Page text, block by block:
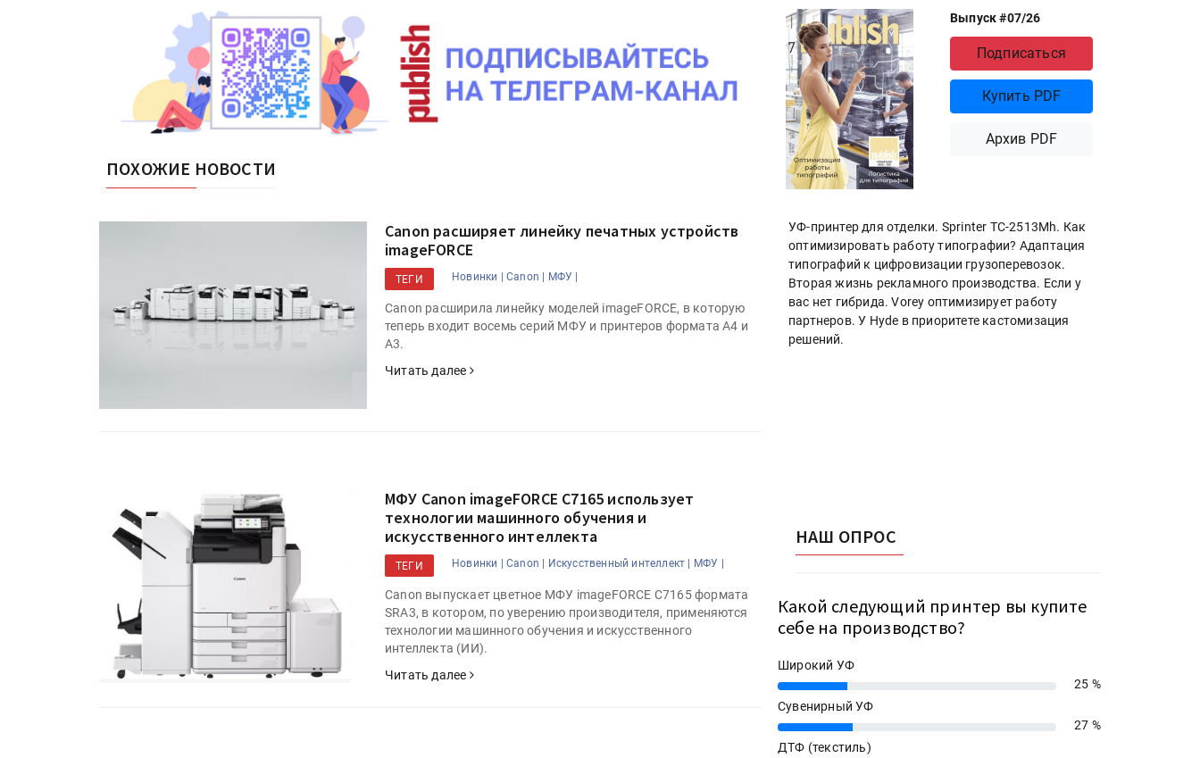
ПОХОЖИЕ НОВОСТИ
Canon расширяет линейку печатных устройств
imageFORCE
ТЕГИ Новинки | Canon | МФУ |
Canon расширила линейку моделей imageFORCE, в которую
теперь входит восемь серий МФУ и принтеров формата А4 и
А3.
Читать далее
МФУ Canon imageFORCE C7165 использует
технологии машинного обучения и
искусственного интеллекта
ТЕГИ Новинки | Canon | Искусственный интеллект | МФУ |
Canon выпускает цветное МФУ imageFORCE C7165 формата
SRА3, в котором, по уверению производителя, применяются
технологии машинного обучения и искусственного
интеллекта (ИИ).
Читать далее
Выпуск #07/26
Подписаться
Купить PDF
Архив PDF
УФ-принтер для отделки. Sprinter ТС-2513Mh. Как
оптимизировать работу типографии? Адаптация
типографий к цифровизации грузоперевозок.
Вторая жизнь рекламного производства. Если у
вас нет гибрида. Vorey оптимизирует работу
партнеров. У Hyde в приоритете кастомизация
решений.
НАШ ОПРОС
Какой следующий принтер вы купите
себе на производство?
Широкий УФ
25%
25 %
Сувенирный УФ
27%
27 %
ДТФ (текстиль)